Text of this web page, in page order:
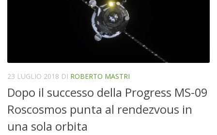
23 LUGLIO 2018 DI ROBERTO MASTRI
Dopo il successo della Progress MS-09
Roscosmos punta al rendezvous in
una sola orbita